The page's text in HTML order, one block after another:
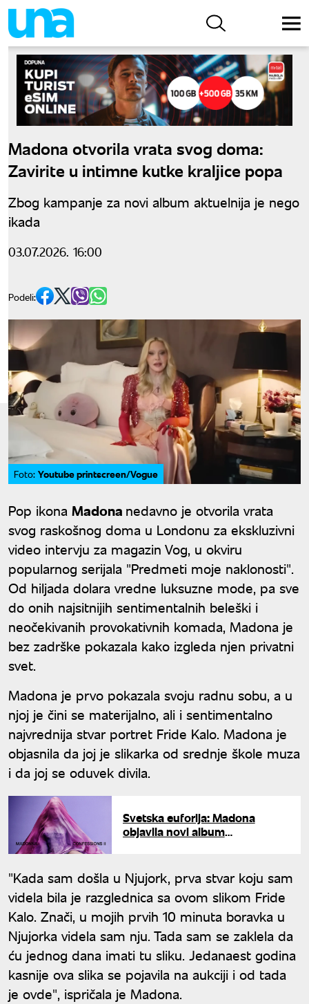
Madona otvorila vrata svog doma:
Zavirite u intimne kutke kraljice popa
Zbog kampanje za novi album aktuelnija je nego
ikada
03.07.2026. 16:00
Podeli:
Foto: Youtube printscreen/Vogue
Pop ikona Madona nedavno je otvorila vrata
svog raskošnog doma u Londonu za ekskluzivni
video intervju za magazin Vog, u okviru
popularnog serijala "Predmeti moje naklonosti".
Od hiljada dolara vredne luksuzne mode, pa sve
do onih najsitnijih sentimentalnih beleški i
neočekivanih provokativnih komada, Madona je
bez zadrške pokazala kako izgleda njen privatni
svet.
Madona je prvo pokazala svoju radnu sobu, a u
njoj je čini se materijalno, ali i sentimentalno
najvrednija stvar portret Fride Kalo. Madona je
objasnila da joj je slikarka od srednje škole muza
i da joj se oduvek divila.
Svetska euforija: Madona
objavila novi album
"Kada sam došla u Njujork, prva stvar koju sam
videla bila je razglednica sa ovom slikom Fride
Kalo. Znači, u mojih prvih 10 minuta boravka u
Njujorka videla sam nju. Tada sam se zaklela da
ću jednog dana imati tu sliku. Jedanaest godina
kasnije ova slika se pojavila na aukciji i od tada
je ovde", ispričala je Madona.